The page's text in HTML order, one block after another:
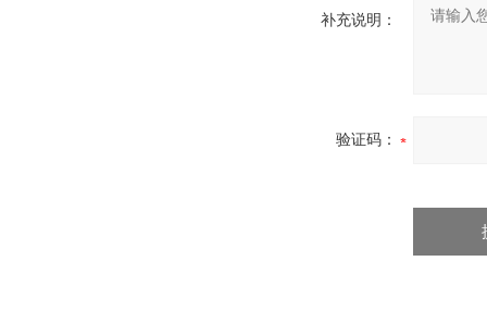
补充说明：
验证码：